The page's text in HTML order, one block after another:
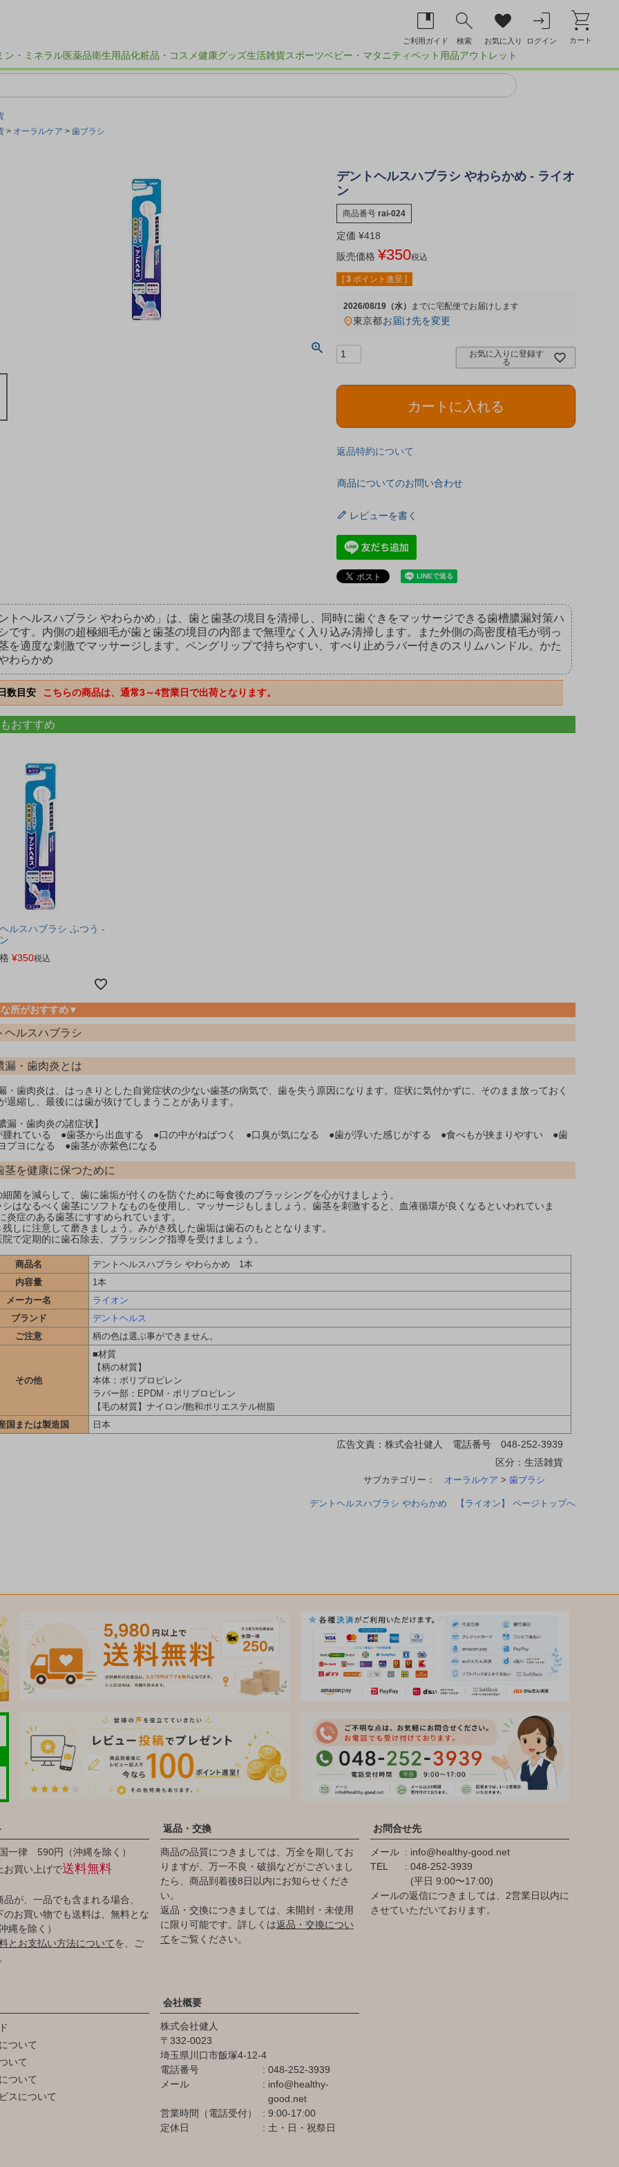
ご利用ガイド 検索 お気に入り ログイン カート
ン・ミネラル医薬品衛生用品化粧品・コスメ健康グッズ生活雑貨スポーツベビー・マタニティペット用品アウトレット
オーラルケア 歯ブラシ
デントヘルスハブラシ やわらかめ - ライオ
ン
商品番号 rai-024
定価 ¥418
販売価格 ¥350税込
[ 3 ポイント進呈 ]
2026/08/19（水） 宅配便
東京都お届け先を変更
お気に入りに登録す
る
カートに入れる
返品特約について
商品についてのお問い合わせ
レビューを書く
ントヘルスハブラシ やわらかめ」は、歯と歯茎の境目を清掃し、同時に歯ぐきをマッサージできる歯槽膿漏対策ハ
です。内側の超極細毛が歯と歯茎の境目の内部まで無理なく入り込み清掃します。また外側の高密度植毛が弱っ
を適度な刺激でマッサージします。ペングリップで持ちやすい、すべり止めラバー付きのスリムハンドル。かた
わらかめ
数目安 こちらの商品は、通常3～4営業日で出荷となります。
おすすめ
ルスハブラシ ふつう -
¥350税込
所がおすすめ▼
ヘルスハブラシ
漏・歯肉炎とは
・歯肉炎は、はっきりとした自覚症状の少ない歯茎の病気で、歯を失う原因になります。症状に気付かずに、そのまま放っておく
退縮し、最後には歯が抜けてしまうことがあります。
漏・歯肉炎の諸症状】
腫れている ●歯茎から出血する ●口の中がねばつく ●口臭が気になる ●歯が浮いた感じがする ●食べもが挟まりやすい ●歯
プヨになる ●歯茎が赤紫色になる
茎を健康に保つために
細菌を減らして、歯に歯垢が付くのを防ぐために毎食後のブラッシングを心がけましょう。
シはなるべく歯茎にソフトなものを使用し、マッサージもしましょう。歯茎を刺激すると、血液循環が良くなるといわれていま
炎症のある歯茎にすすめられています。
残しに注意して磨きましょう。みがき残した歯垢は歯石のもととなります。
院で定期的に歯石除去、ブラッシング指導を受けましょう。
商品名
デントヘルスハブラシ やわらかめ 1本
内容量
1本
メーカー名
ライオン
ブランド
デントヘルス
ご注意
柄の色は選ぶ事ができません。
その他
■材質
【柄の材質】
本体：ポリプロピレン
ラバー部：EPDM・ポリプロピレン
【毛の材質】ナイロン/飽和ポリエステル樹脂
国または製造国
日本
広告文責：株式会社健人 電話番号 048-252-3939
区分：生活雑貨
サブカテゴリー： オーラルケア > 歯ブラシ
デントヘルスハブラシ やわらかめ 【ライオン】 ページトップへ
一律 590円（沖縄を除く）
お買い上げで送料無料
品が、一品でも含まれる場合、
のお買い物でも送料は、無料とな
縄を除く）
とお支払い方法についてを、ご
返品・交換
商品の品質につきましては、万全を期してお
りますが、万一不良・破損などがございまし
たら、商品到着後8日以内にお知らせくださ
い。
返品・交換につきましては、未開封・未使用
に限り可能です。詳しくは返品・交換につい
てをご覧ください。
お問合せ先
メール
info@healthy-good.net
TEL
048-252-3939
(平日 9:00〜17:00)
メールの返信につきましては、2営業日以内に
させていただいております。
ついて
いて
ついて
スについて
会社概要
株式会社健人
332-0023
埼玉県川口市飯塚4-12-4
電話番号
048-252-3939
メール
info@healthy-
good.net
営業時間（電話受付）
9:00-17:00
定休日
土・日・祝祭日